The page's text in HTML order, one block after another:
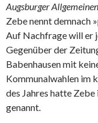
Augsburger
Zebe nennt demnach
Auf Nachfrage will er
Gegenüber der
Babenhausen mit
Kommunalwahlen im
des Jahres hatte
genannt.